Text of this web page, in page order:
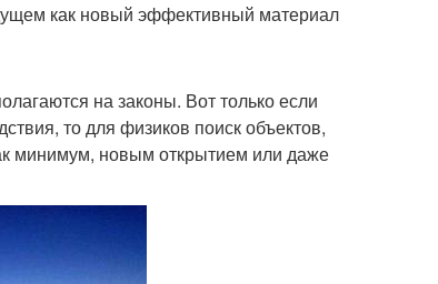
как новый эффективный материал
на законы. Вот только если
то для физиков поиск объектов,
минимум, новым открытием или даже